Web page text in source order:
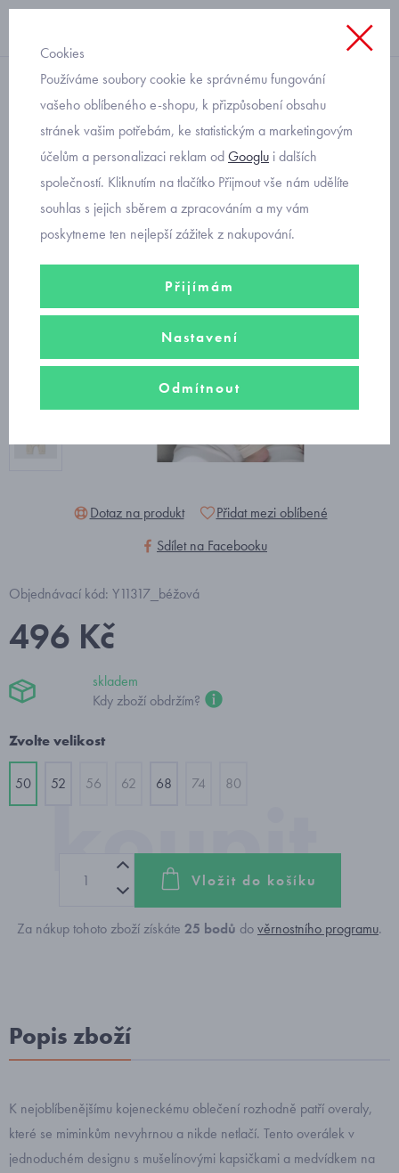
bavlněné
neutrální kojenecké
oblečení overal Mayoral
1797-34
Dotaz na produkt
Přidat mezi oblíbené
Sdílet na Facebooku
Objednávací kód: Y11317_béžová
496 Kč
skladem
Kdy zboží obdržím?
Zvolte velikost
50 52 56 62 68 74 80
Vložit do košíku
Za nákup tohoto zboží získáte 25 bodů dověrnostního programu.
Popis zboží
K nejoblíbenějšímu kojeneckému oblečení rozhodně patří overaly,
které se miminkům nevyhrnou a nikde netlačí. Tento overálek v
jednoduchém designu s mušelínovými kapsičkami a medvídkem na
Cookies
Používáme soubory cookie ke správnému fungování
vašeho oblíbeného e-shopu, k přizpůsobení obsahu
stránek vašim potřebám, ke statistickým a marketingovým
účelům a personalizaci reklam odGooglu i dalších
společností. Kliknutím na tlačítko Přijmout vše nám udělíte
souhlas s jejich sběrem a zpracováním a my vám
poskytneme ten nejlepší zážitek z nakupování.
Přijímám
Nastavení
Odmítnout